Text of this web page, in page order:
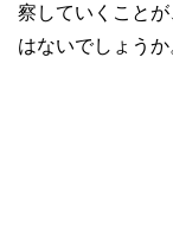
察していくこと
はないでしょうか